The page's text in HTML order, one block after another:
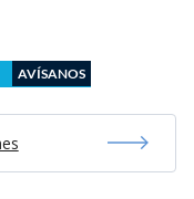
AVÍSANOS